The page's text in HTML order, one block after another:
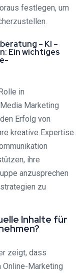
festlegen, um
– KI –
Ein wichtiges
in
Marketing
Erfolg von
kreative Expertise
ihre
anzusprechen
zu
Inhalte für
zeigt, dass
Marketing